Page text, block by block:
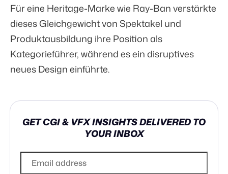
Für eine Heritage-Marke wie Ray-Ban verstärkte
dieses Gleichgewicht von Spektakel und
Produktausbildung ihre Position als
Kategorieführer, während es ein disruptives
neues Design einführte.
GET CGI & VFX INSIGHTS DELIVERED TO
YOUR INBOX